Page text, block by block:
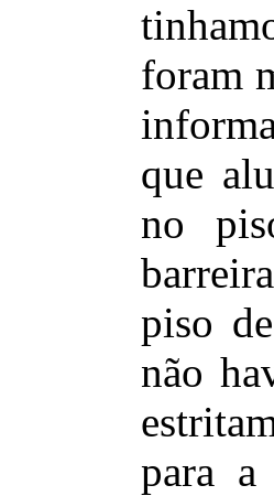
foram
que
no
piso
não
para a